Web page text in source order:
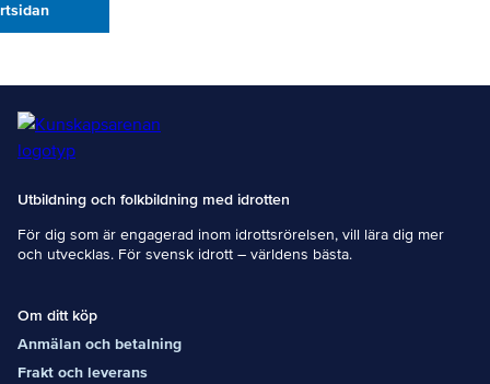
Utbildning och folkbildning med idrotten
För dig som är engagerad inom idrottsrörelsen, vill lära dig mer
och utvecklas. För svensk idrott – världens bästa.
Om ditt köp
Anmälan och betalning
Frakt och leverans